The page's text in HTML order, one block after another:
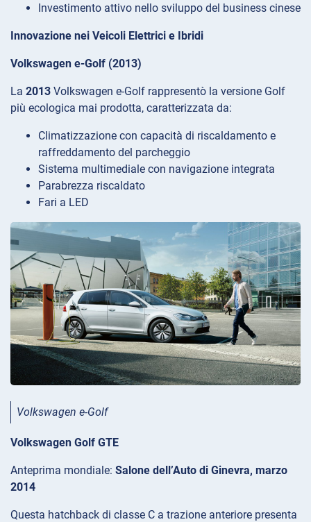
Investimento attivo nello sviluppo del business cinese
Innovazione nei Veicoli Elettrici e Ibridi
Volkswagen e-Golf (2013)
La 2013 Volkswagen e-Golf rappresentò la versione Golf
più ecologica mai prodotta, caratterizzata da:
Climatizzazione con capacità di riscaldamento e
raffreddamento del parcheggio
Sistema multimediale con navigazione integrata
Parabrezza riscaldato
Fari a LED
Volkswagen e-Golf
Volkswagen Golf GTE
Anteprima mondiale: Salone dell’Auto di Ginevra, marzo
2014
Questa hatchback di classe C a trazione anteriore presenta